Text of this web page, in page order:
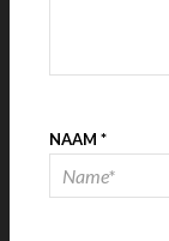
NAAM *